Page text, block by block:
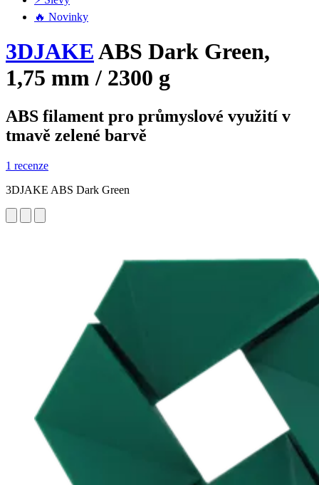
🔥 Novinky
3DJAKEABS Dark Green,
1,75 mm / 2300 g
ABS filament pro průmyslové využití v
tmavě zelené barvě
1 recenze
3DJAKE ABS Dark Green